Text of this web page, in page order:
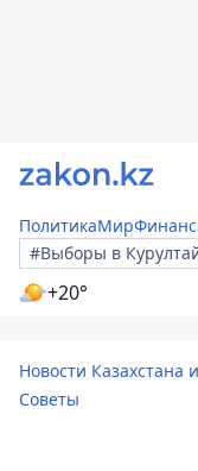
ПолитикаМир
#Выборы в
+20°
Новости Казахстана
Советы